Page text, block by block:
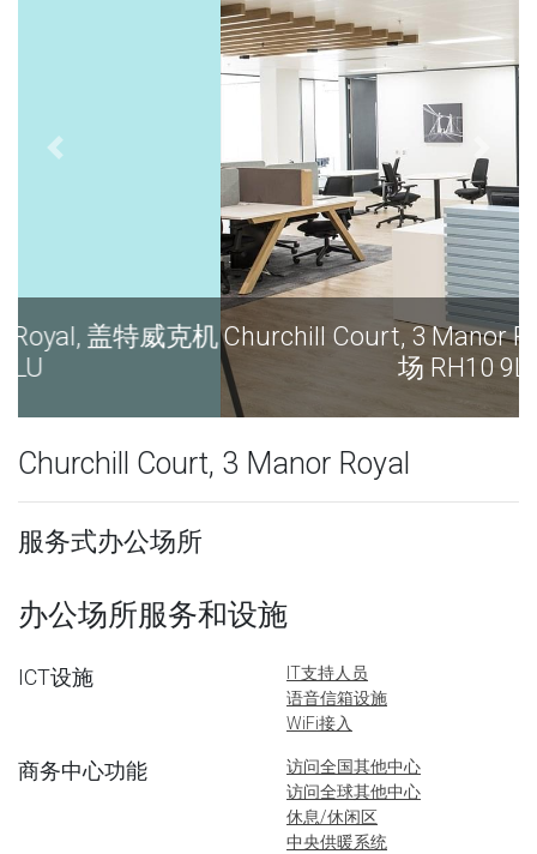
Churchill Court, 3 Manor Royal, 盖特威克机
场 RH10 9LU
Churchill Court, 3 Manor Royal
服务式办公场所
办公场所服务和设施
ICT设施
IT支持人员
语音信箱设施
WiFi接入
商务中心功能
访问全国其他中心
访问全球其他中心
休息/休闲区
中央供暖系统